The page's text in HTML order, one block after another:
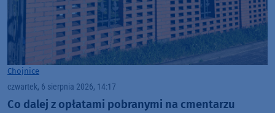
Chojnice
czwartek, 6 sierpnia 2026, 14:17
Co dalej z opłatami pobranymi na cmentarzu